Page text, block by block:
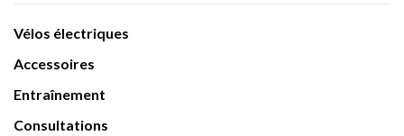
Vélos électriques
Accessoires
Entraînement
Consultations